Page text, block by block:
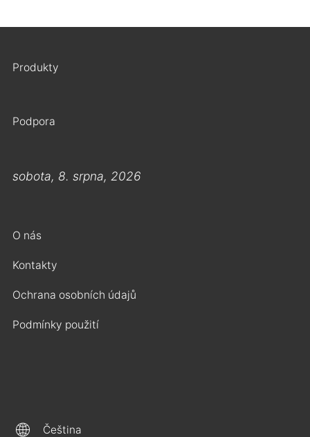
Produkty
Podpora
sobota, 8. srpna, 2026
O nás
Kontakty
Ochrana osobních údajů
Podmínky použití
Čeština